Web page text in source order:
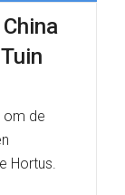
om de
Hortus.